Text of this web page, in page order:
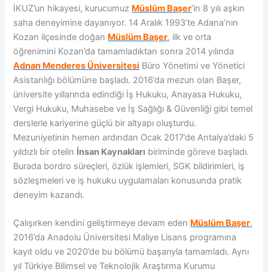
İKUZ’un hikayesi, kurucumuz Müslüm Başer’in 8 yılı aşkın
saha deneyimine dayanıyor. 14 Aralık 1993’te Adana’nın
Kozan ilçesinde doğan Müslüm Başer, ilk ve orta
öğrenimini Kozan’da tamamladıktan sonra 2014 yılında
Adnan Menderes Üniversitesi Büro Yönetimi ve Yönetici
Asistanlığı bölümüne başladı. 2016’da mezun olan Başer,
üniversite yıllarında edindiği İş Hukuku, Anayasa Hukuku,
Vergi Hukuku, Muhasebe ve İş Sağlığı & Güvenliği gibi temel
derslerle kariyerine güçlü bir altyapı oluşturdu.
Mezuniyetinin hemen ardından Ocak 2017’de Antalya’daki 5
yıldızlı bir otelin İnsan Kaynakları biriminde göreve başladı.
Burada bordro süreçleri, özlük işlemleri, SGK bildirimleri, iş
sözleşmeleri ve iş hukuku uygulamaları konusunda pratik
deneyim kazandı.
Çalışırken kendini geliştirmeye devam eden Müslüm Başer,
2016’da Anadolu Üniversitesi Maliye Lisans programına
kayıt oldu ve 2020’de bu bölümü başarıyla tamamladı. Aynı
yıl Türkiye Bilimsel ve Teknolojik Araştırma Kurumu